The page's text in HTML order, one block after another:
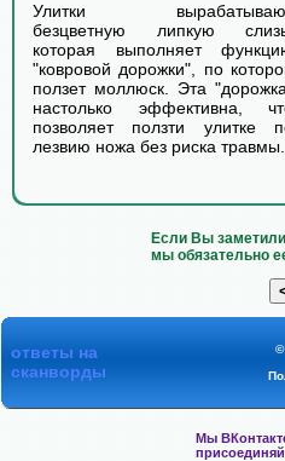
Улитки
безцветную липкую
которая выполняет
"ковровой дорожки", по
ползет моллюск. Эта
настолько эффективна,
позволяет ползти улитке
лезвию ножа без риска травмы.
Если Вы
мы обязательно
ответы на
сканворды
©
Мы